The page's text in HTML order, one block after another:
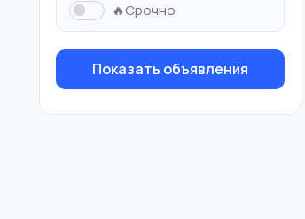
🔥Срочно
Показать объявления